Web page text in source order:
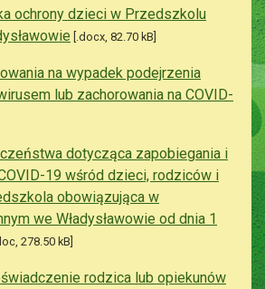
ochrony dzieci w Przedszkolu
[.docx, 82.70 kB]
na wypadek podejrzenia
lub zachorowania na COVID-
dotycząca zapobiegania i
19 wśród dzieci, rodziców i
obowiązująca w
we Władysławowie od dnia 1
278.50 kB]
rodzica lub opiekunów